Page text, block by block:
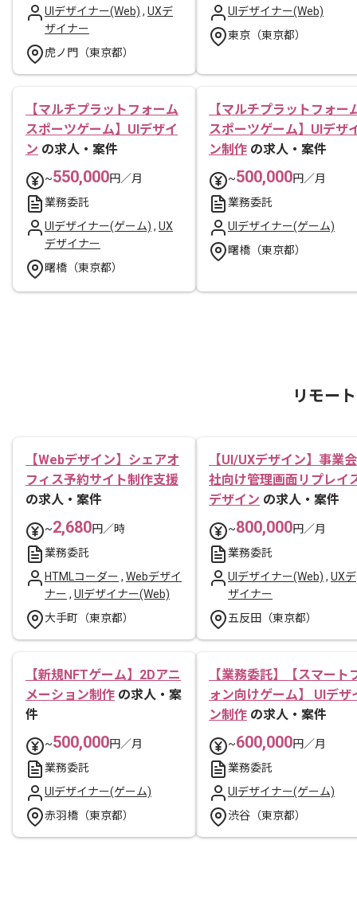
UIデザイナー(Web) , UXデ
ザイナー
虎ノ門（東京都）
UIデザイナー(Web)
東京（東京都）
【マルチプラットフォーム
スポーツゲーム】UIデザイ
ン の求人・案件
~550,000円／月
業務委託
UIデザイナー(ゲーム) , UX
デザイナー
曙橋（東京都）
【マルチプラットフォー
スポーツゲーム】UIデザ
ン制作 の求人・案件
~500,000円／月
業務委託
UIデザイナー(ゲーム)
曙橋（東京都）
リモー
【Webデザイン】シェアオ
フィス予約サイト制作支援
の求人・案件
~2,680円／時
業務委託
HTMLコーダー , Webデザイ
ナー , UIデザイナー(Web)
大手町（東京都）
【UI/UXデザイン】事業会
社向け管理画面リプレイ
デザイン の求人・案件
~800,000円／月
業務委託
UIデザイナー(Web) , UXデ
ザイナー
五反田（東京都）
【新規NFTゲーム】2Dアニ
メーション制作 の求人・案
件
~500,000円／月
業務委託
UIデザイナー(ゲーム)
赤羽橋（東京都）
【業務委託】【スマート
ォン向けゲーム】 UIデザ
ン制作 の求人・案件
~600,000円／月
業務委託
UIデザイナー(ゲーム)
渋谷（東京都）